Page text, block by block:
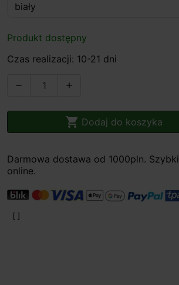
Produkt dostępny
Czas realizacji: 10-21 dni
 
 Dodaj do koszyka
Darmowa dostawa od 1000pln.
online.